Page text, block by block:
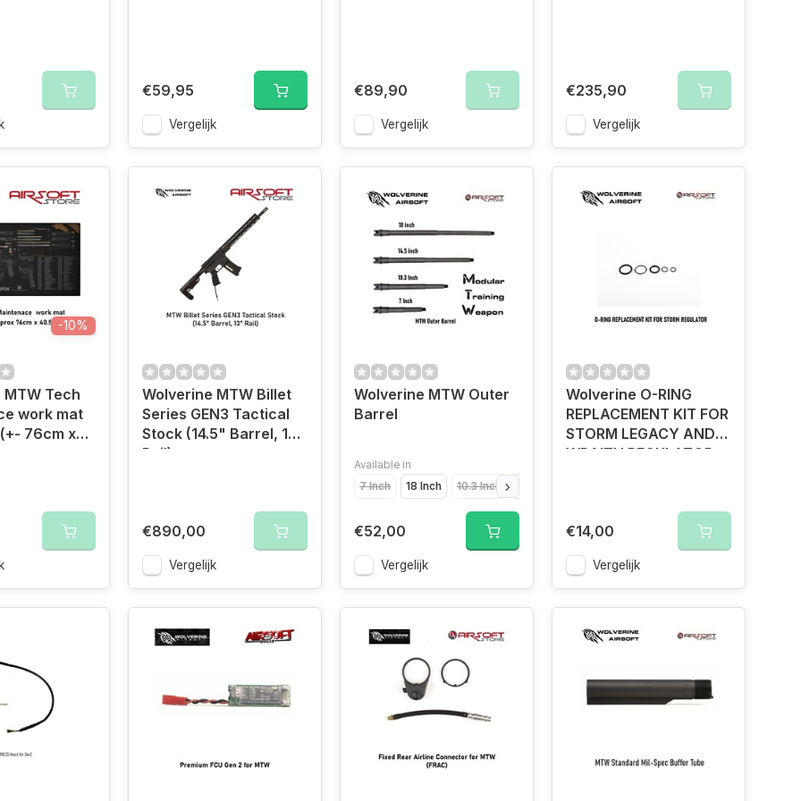
€59,95
Vergelijk
€89,90
Vergelijk
€235,90
Vergelijk
-10%
Tech
work mat
76cm x
Wolverine MTW Billet
Series GEN3 Tactical
Stock (14.5" Barrel, 13"
Rail)
€890,00
Vergelijk
Wolverine MTW Outer
Barrel
Available in
7 Inch
18 Inch 10.3 Inch
€52,00
Vergelijk
Wolverine O-RING
REPLACEMENT KIT FOR
STORM LEGACY AND
WRAITH REGULATOR
€14,00
Vergelijk